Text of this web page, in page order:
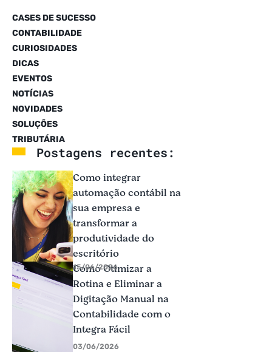
CASES DE SUCESSO
CONTABILIDADE
CURIOSIDADES
DICAS
EVENTOS
NOTÍCIAS
NOVIDADES
SOLUÇÕES
TRIBUTÁRIA
Postagens recentes:
Como integrar
automação contábil na
sua empresa e
transformar a
produtividade do
escritório
15/06/2026
Como Otimizar a
Rotina e Eliminar a
Digitação Manual na
Contabilidade com o
Integra Fácil
03/06/2026